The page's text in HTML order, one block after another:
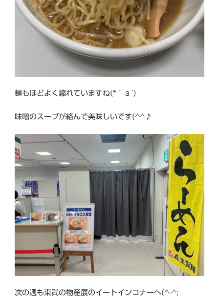
麺もほどよく縮れていますね(*´з`)
味噌のスープが絡んで美味しいです(^^♪
次の週も東武の物産展のイートインコナーへ(^-^;